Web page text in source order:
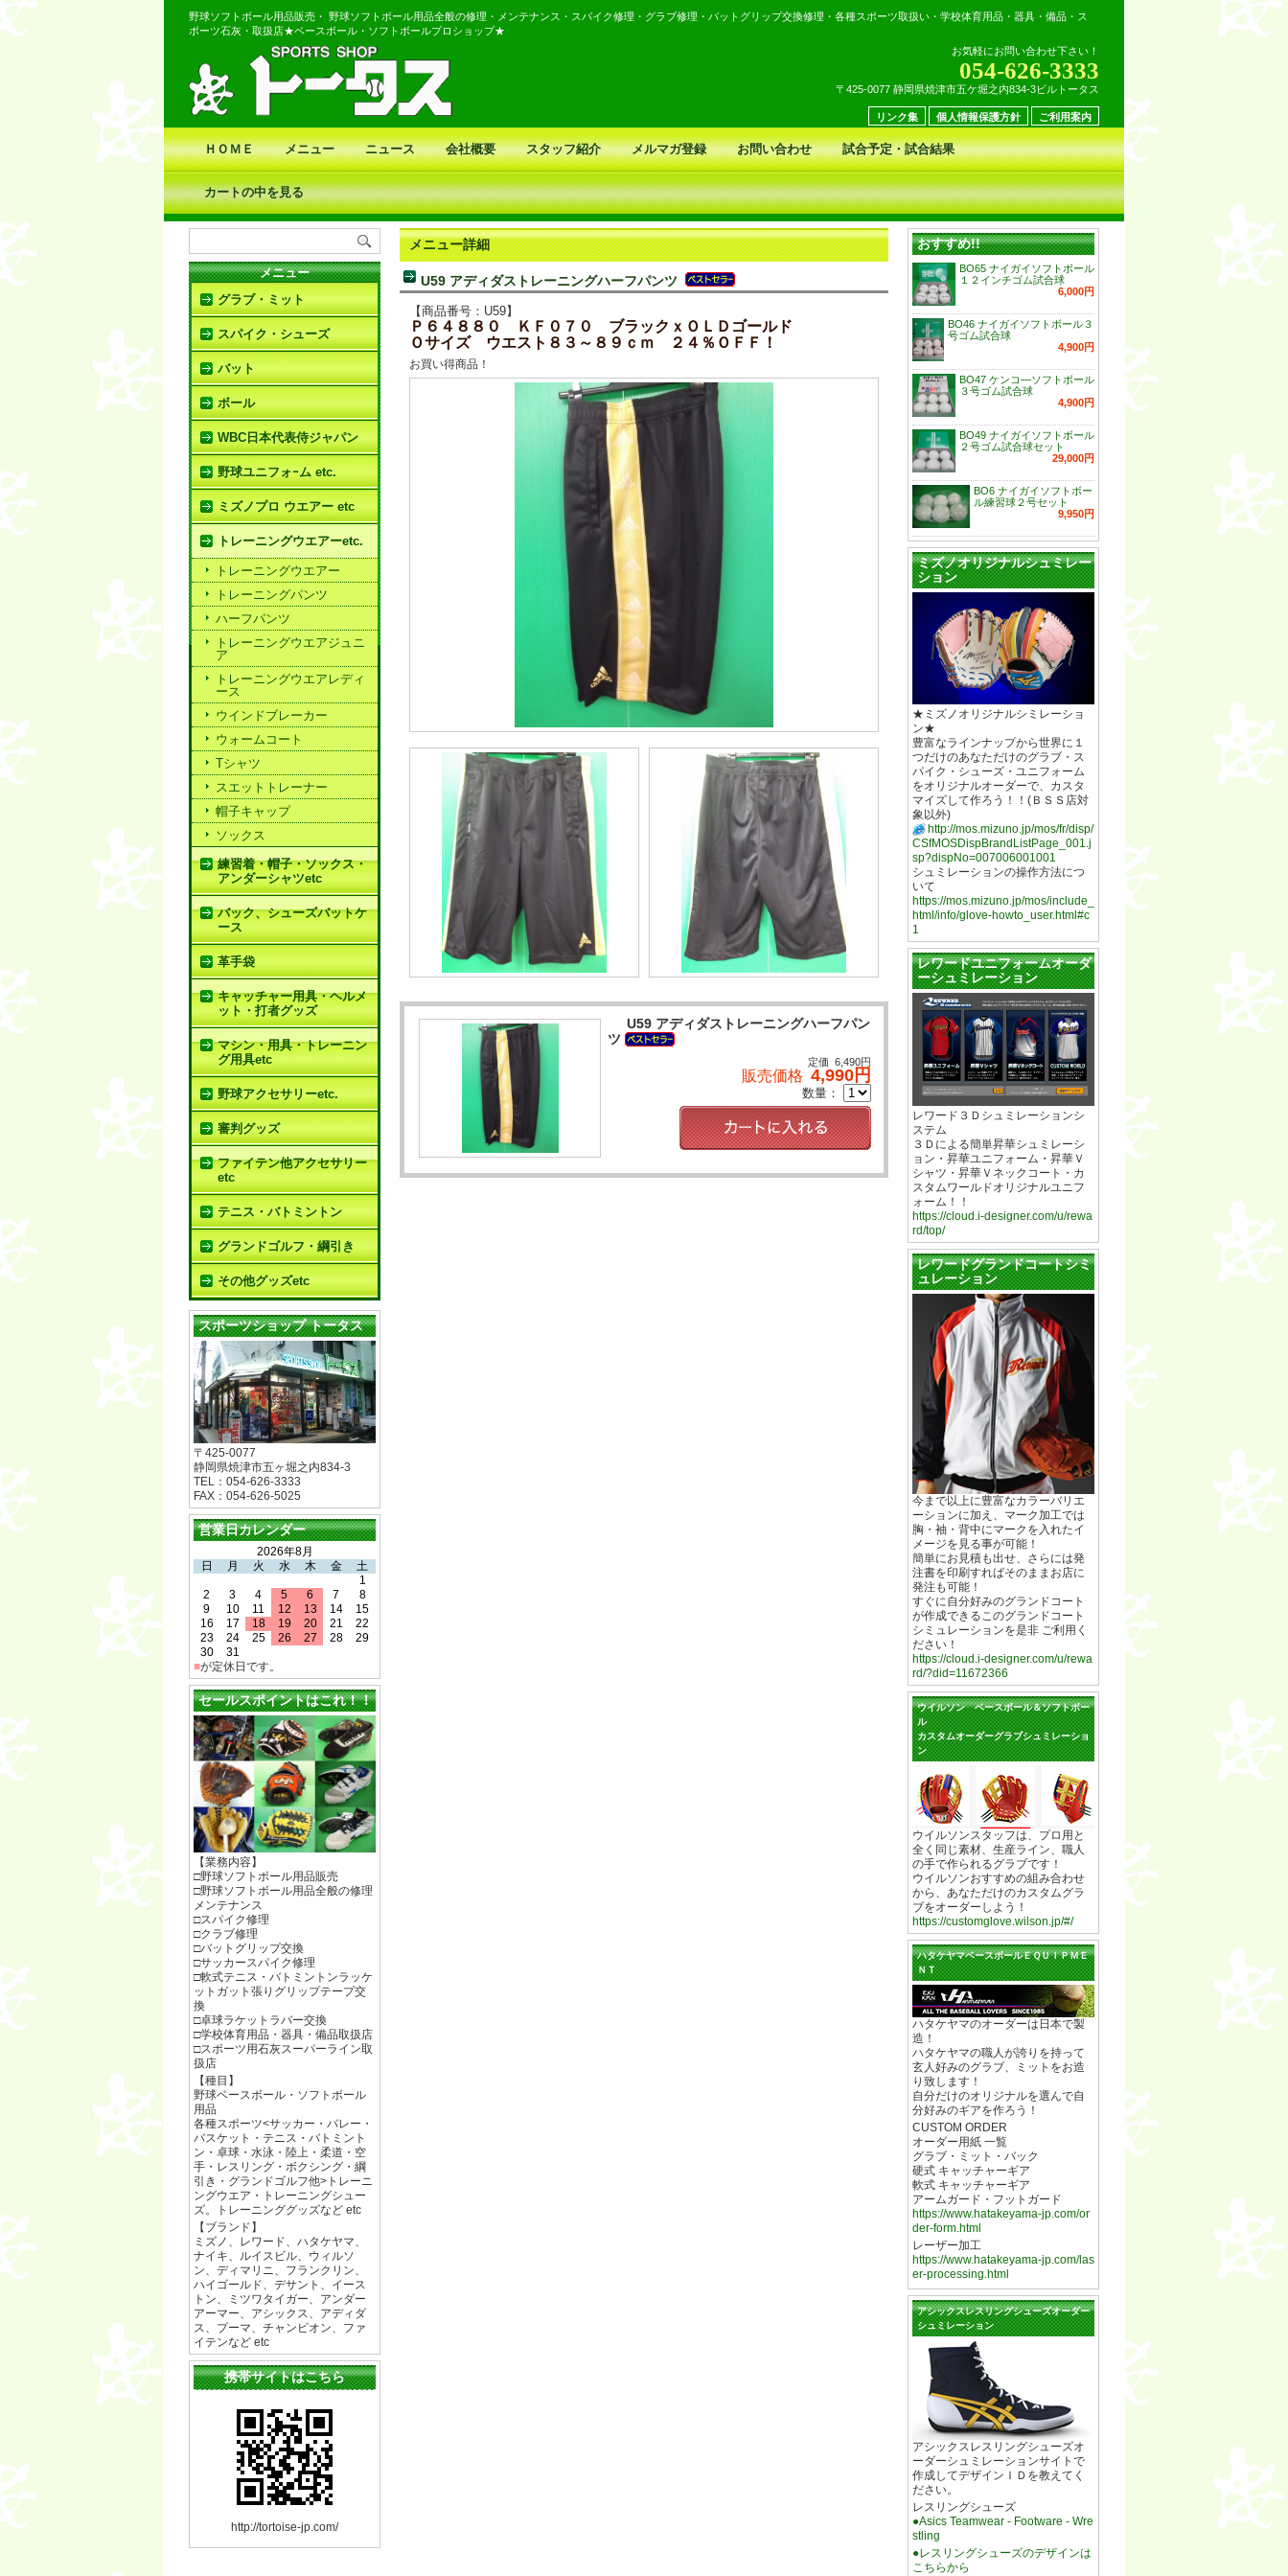
野球ソフトボール用品販売・ 野球ソフトボール用品全般の修理・メンテナンス・スパイク修理・グラブ修理・バットグリップ交換修理・各種スポーツ取扱い・学校体育用品・器具・備品・ス
ポーツ石灰・取扱店★ベースボール・ソフトボールプロショップ★
お気軽にお問い合わせ下さい！
054-626-3333
〒425-0077 静岡県焼津市五ケ堀之内834-3ビルトータス
ご利用案内
個人情報保護方針
リンク集
ＨＯＭＥ メニュー ニュース 会社概要 スタッフ紹介 メルマガ登録 お問い合わせ 試合予定・試合結果
カートの中を見る
メニュー
グラブ・ミット
スパイク・シューズ
バット
ボール
WBC日本代表侍ジャパン
野球ユニフォｰム etc.
ミズノプロ ウエアー etc
トレーニングウエアーetc.
トレーニングウエアー
トレーニングパンツ
ハーフパンツ
トレーニングウエアジュニ
ア
トレーニングウエアレディ
ース
ウインドブレーカー
ウォームコート
Tシャツ
スエットトレーナー
帽子キャップ
ソックス
練習着・帽子・ソックス・
アンダーシャツetc
バック、シューズバットケ
ース
革手袋
キャッチャー用具・ヘルメ
ット・打者グッズ
マシン・用具・トレーニン
グ用具etc
野球アクセサリーetc.
審判グッズ
ファイテン他アクセサリー
etc
テニス・バトミントン
グランドゴルフ・綱引き
その他グッズetc
スポーツショップ トータス
〒425-0077
静岡県焼津市五ヶ堀之内834-3
TEL：054-626-3333
FAX：054-626-5025
営業日カレンダー
2026年8月
日
月 火 水 木 金
土
1
2
3 4 5 6 7
8
9
10 11 12 13 14
15
16
17 18 19 20 21
22
23
24 25 26 27 28
29
30
31
■が定休日です。
セールスポイントはこれ！！
【業務内容】
□野球ソフトボール用品販売
□野球ソフトボール用品全般の修理
メンテナンス
□スパイク修理
□クラブ修理
□バットグリップ交換
□サッカースパイク修理
□軟式テニス・バトミントンラッケ
ットガット張りグリップテープ交
換
□卓球ラケットラバー交換
□学校体育用品・器具・備品取扱店
□スポーツ用石灰スーパーライン取
扱店
【種目】
野球ベースボール・ソフトボール
用品
各種スポーツ<サッカー・バレー・
バスケット・テニス・バトミント
ン・卓球・水泳・陸上・柔道・空
手・レスリング・ボクシング・綱
引き・グランドゴルフ他>トレーニ
ングウエア・トレーニングシュー
ズ。トレーニンググッズなど etc
【ブランド】
ミズノ、レワード、ハタケヤマ、
ナイキ、ルイスビル、ウィルソ
ン、ディマリニ、フランクリン、
ハイゴールド、デサント、イース
トン、ミツワタイガー、アンダー
アーマー、アシックス、アディダ
ス、プーマ、チャンピオン、ファ
イテンなど etc
携帯サイトはこちら
http://tortoise-jp.com/
メニュー詳細
U59 アディダストレーニングハーフパンツ
【商品番号：U59】
Ｐ６４８８０ ＫＦ０７０ ブラックｘＯＬＤゴールド
Ｏサイズ ウエスト８３～８９ｃｍ ２４％ＯＦＦ！
お買い得商品！
U59 アディダストレーニングハーフパン
ツ
定価 6,490円
販売価格 4,990円
数量：
おすすめ!!
BO65 ナイガイソフトボール
１２インチゴム試合球
6,000円
BO46 ナイガイソフトボール３
号ゴム試合球
4,900円
BO47 ケンコ―ソフトボール
３号ゴム試合球
4,900円
BO49 ナイガイソフトボール
２号ゴム試合球セット
29,000円
BO6 ナイガイソフトボー
ル練習球２号セット
9,950円
ミズノオリジナルシュミレー
ション
★ミズノオリジナルシミレーショ
ン★
豊富なラインナップから世界に１
つだけのあなただけのグラブ・ス
パイク・シューズ・ユニフォーム
をオリジナルオーダーで、カスタ
マイズして作ろう！！(ＢＳＳ店対
象以外)
http://mos.mizuno.jp/mos/fr/disp/
CSfMOSDispBrandListPage_001.j
sp?dispNo=007006001001
シュミレーションの操作方法につ
いて
https://mos.mizuno.jp/mos/include_
html/info/glove-howto_user.html#c
1
レワードユニフォームオーダ
ーシュミレーション
レワード３Ｄシュミレーションシ
ステム
３Ｄによる簡単昇華シュミレーシ
ョン・昇華ユニフォーム・昇華Ｖ
シャツ・昇華Ｖネックコート・カ
スタムワールドオリジナルユニフ
ォーム！！
https://cloud.i-designer.com/u/rewa
rd/top/
レワードグランドコートシミ
ュレーション
今まで以上に豊富なカラーバリエ
ーションに加え、マーク加工では
胸・袖・背中にマークを入れたイ
メージを見る事が可能！
簡単にお見積も出せ、さらには発
注書を印刷すればそのままお店に
発注も可能！
すぐに自分好みのグランドコート
が作成できるこのグランドコート
シミュレーションを是非 ご利用く
ださい！
https://cloud.i-designer.com/u/rewa
rd/?did=11672366
ウイルソン ベースボール＆ソフトボー
ル
カスタムオーダーグラブシュミレーショ
ン
ウイルソンスタッフは、プロ用と
全く同じ素材、生産ライン、職人
の手で作られるグラブです！
ウイルソンおすすめの組み合わせ
から、あなただけのカスタムグラ
ブをオーダーしよう！
https://customglove.wilson.jp/#/
ハタケヤマベースボールＥＱＵＩＰＭＥ
ＮＴ
ハタケヤマのオーダーは日本で製
造！
ハタケヤマの職人が誇りを持って
玄人好みのグラブ、ミットをお造
り致します！
自分だけのオリジナルを選んで自
分好みのギアを作ろう！
CUSTOM ORDER
オーダー用紙 一覧
グラブ・ミット・バック
硬式 キャッチャーギア
軟式 キャッチャーギア
アームガード・フットガード
https://www.hatakeyama-jp.com/or
der-form.html
レーザー加工
https://www.hatakeyama-jp.com/las
er-processing.html
アシックスレスリングシューズオーダー
シュミレーション
アシックスレスリングシューズオ
ーダーシュミレーションサイトで
作成してデザインＩＤを教えてく
ださい。
レスリングシューズ
●Asics Teamwear - Footware - Wre
stling
●レスリングシューズのデザインは
こちらから